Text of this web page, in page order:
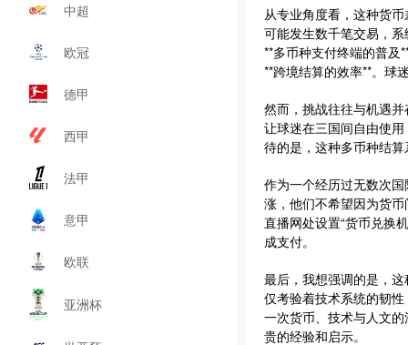
中超
欧冠
德甲
西甲
法甲
意甲
欧联
亚洲杯
从专业角度看，这种货
可能发生数千笔交易，
**多币种支付终端的普及
**跨境结算的效率**。球
然而，挑战往往与机遇
让球迷在三国间自由使
待的是，这种多币种结
作为一个经历过无数次
涨，他们不希望因为货
直播网处设置“货币兑换
成支付。
最后，我想强调的是，
仅考验着技术系统的韧
一次货币、技术与人文
贵的经验和启示。